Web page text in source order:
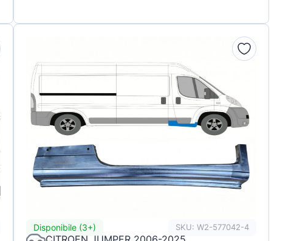
Disponibile (3+) SKU: W2-577042-4